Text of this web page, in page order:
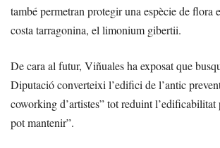
també permetran protegir una espècie de flora
costa tarragonina, el limonium gibertii.
De cara al futur, Viñuales ha exposat que
Diputació converteixi l’edifici de l’antic
coworking d’artistes” tot reduint l’edificabilitat
pot mantenir”.